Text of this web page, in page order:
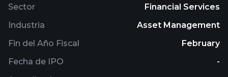
Sector
Financial Services
Industria
Asset Management
Fin del Año Fiscal
February
Fecha de IPO
-